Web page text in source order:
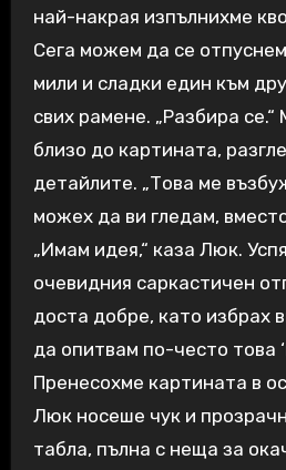
най-накрая изпълнихме
Сега можем да се
мили и сладки един към
свих рамене. „Разбира
близо до картината,
детайлите. „Това ме
можех да ви гледам,
„Имам идея,“ каза Люк.
очевидния саркастичен
доста добре, като избрах
да опитвам по-често това
Пренесохме картината в
Люк носеше чук и
табла, пълна с неща за